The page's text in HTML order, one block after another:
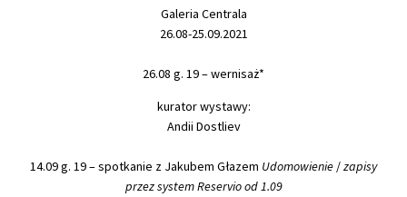
Galeria Centrala
26.08-25.09.2021
26.08 g. 19 – wernisaż*
kurator wystawy:
Andii Dostliev
14.09 g. 19 – spotkanie z Jakubem Głazem Udomowienie /zapisy
przez system Reservio od 1.09